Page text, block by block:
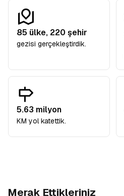
85 ülke, 220 şehir
gezisi gerçekleştirdik.
5.63 milyon
KM yol katettik.
Merak Ettikleriniz